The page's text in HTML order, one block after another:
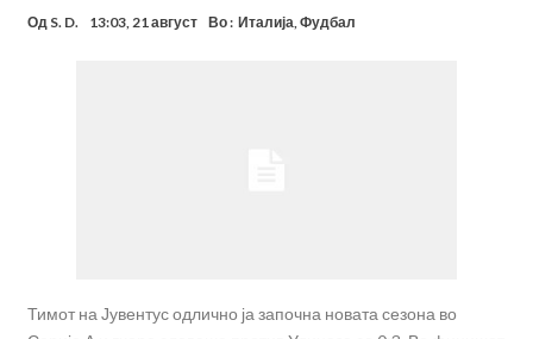
Од S. D. 13:03, 21 август Во : Италија,Фудбал
Тимот на Јувентус одлично ја започна новата сезона во